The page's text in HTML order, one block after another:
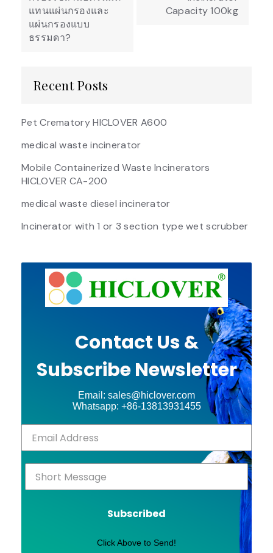
แทนแผ่นกรองและ
แผ่นกรองแบบ
ธรรมดา?
Capacity 100kg
Recent Posts
Pet Crematory HICLOVER A600
medical waste incinerator
Mobile Containerized Waste Incinerators
HICLOVER CA-200
medical waste diesel incinerator
Incinerator with 1 or 3 section type wet scrubber
Contact Us &
Subscribe Newsletter
Email: sales@hiclover.com
Whatsapp: +86-13813931455
Subscribed
Click Above to Send!